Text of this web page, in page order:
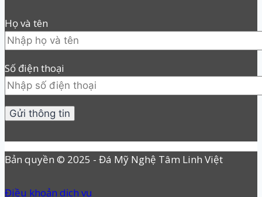
Họ và tên
Số điện thoại
Bản quyền © 2025 - Đá Mỹ Nghệ Tâm Linh Việt
Điều khoản dịch vụ